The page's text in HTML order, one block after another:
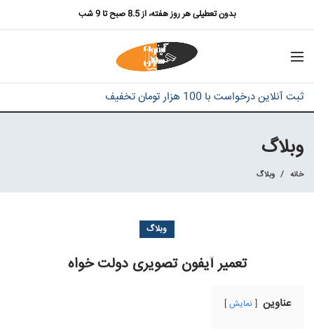
بدون تعطیلی هر روز هفته، از 8.5 صبح تا 9 شب
ثبت آنلاین درخواست با 100 هزار تومان تخفیف
وبلاگ
خانه وبلاگ
وبلاگ
تعمیر آیفون تصویری دولت خواه
عناوین نمایش